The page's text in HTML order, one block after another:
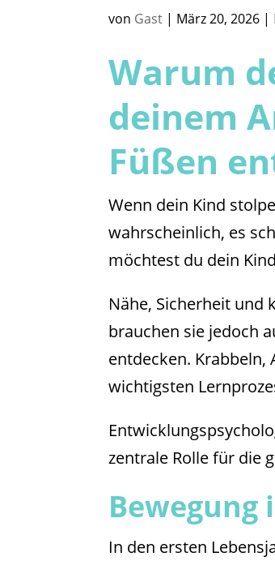
von Gast | März 20, 2026 |
Warum
deinem
Füßen
Wenn dein Kind
wahrscheinlich, es
möchtest du dein
Nähe, Sicherheit
brauchen sie jedoch
entdecken. Krabbeln,
wichtigsten
zentrale Rolle für die
In den ersten